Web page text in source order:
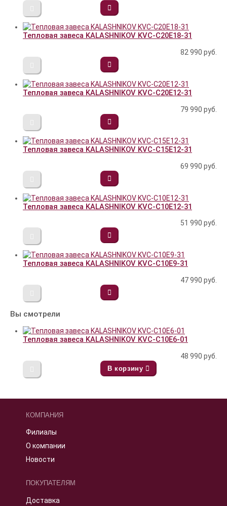
Тепловая завеса KALASHNIKOV KVС-C20E18-31
82 990 руб.
Тепловая завеса KALASHNIKOV KVС-C20E12-31
79 990 руб.
Тепловая завеса KALASHNIKOV KVС-C15E12-31
69 990 руб.
Тепловая завеса KALASHNIKOV KVС-C10E12-31
51 990 руб.
Тепловая завеса KALASHNIKOV KVС-C10E9-31
47 990 руб.
Вы смотрели
Тепловая завеса KALASHNIKOV KVС-C10E6-01
48 990 руб.
В корзину
КОМПАНИЯ
Филиалы
О компании
Новости
ПОКУПАТЕЛЯМ
Доставка